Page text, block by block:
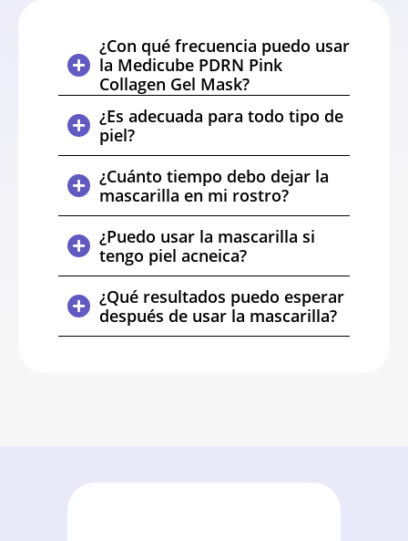
¿Con qué frecuencia puedo usar
la Medicube PDRN Pink
Collagen Gel Mask?
¿Es adecuada para todo tipo de
piel?
¿Cuánto tiempo debo dejar la
mascarilla en mi rostro?
¿Puedo usar la mascarilla si
tengo piel acneica?
¿Qué resultados puedo esperar
después de usar la mascarilla?